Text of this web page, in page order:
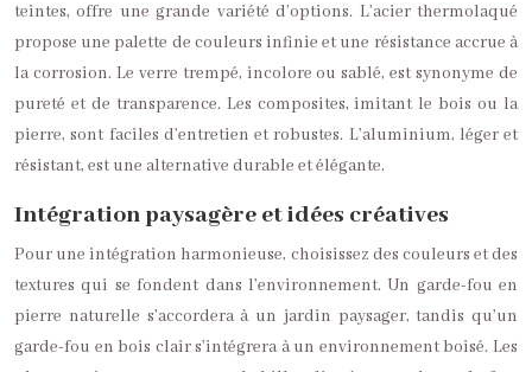
teintes, offre une grande variété d’options. L’acier thermolaqué
propose une palette de couleurs infinie et une résistance accrue à
la corrosion. Le verre trempé, incolore ou sablé, est synonyme de
pureté et de transparence. Les composites, imitant le bois ou la
pierre, sont faciles d’entretien et robustes. L’aluminium, léger et
résistant, est une alternative durable et élégante.
Intégration paysagère et idées créatives
Pour une intégration harmonieuse, choisissez des couleurs et des
textures qui se fondent dans l’environnement. Un garde-fou en
pierre naturelle s’accordera à un jardin paysager, tandis qu’un
garde-fou en bois clair s’intégrera à un environnement boisé. Les